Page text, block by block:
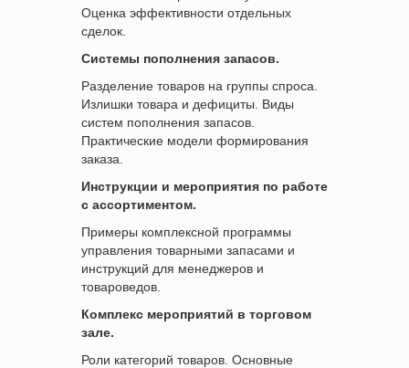
Оценка эффективности отдельных
сделок.
Системы пополнения запасов.
Разделение товаров на группы спроса.
Излишки товара и дефициты. Виды
систем пополнения запасов.
Практические модели формирования
заказа.
Инструкции и мероприятия по работе
с ассортиментом.
Примеры комплексной программы
управления товарными запасами и
инструкций для менеджеров и
товароведов.
Комплекс мероприятий в торговом
зале.
Роли категорий товаров. Основные